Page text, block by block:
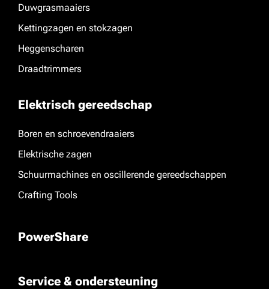
Duwgrasmaaiers
Kettingzagen en stokzagen
Heggenscharen
Draadtrimmers
Elektrisch gereedschap
Boren en schroevendraaiers
Elektrische zagen
Schuurmachines en oscillerende gereedschappen
Crafting Tools
PowerShare
Service & ondersteuning